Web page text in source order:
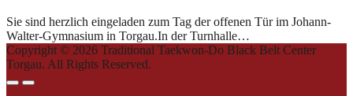
Sie sind herzlich eingeladen zum Tag der offenen Tür im Johann-
Walter-Gymnasium in Torgau.In der Turnhalle…
Copyright © 2026 Traditional Taekwon-Do Black Belt Center
Torgau. All Rights Reserved.